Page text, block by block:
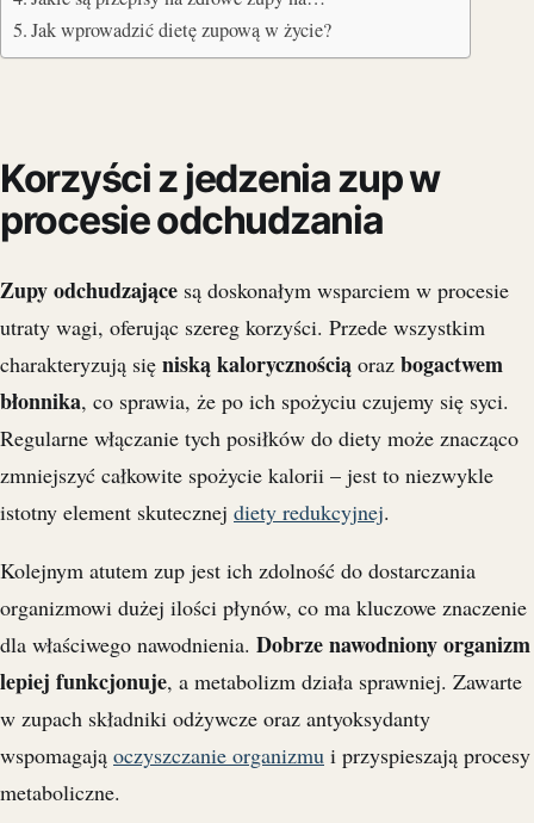
Jak wprowadzić dietę zupową w życie?
Korzyści z jedzenia zup w
procesie odchudzania
Zupy odchudzające są doskonałym wsparciem w procesie
utraty wagi, oferując szereg korzyści. Przede wszystkim
charakteryzują się niską kalorycznością oraz bogactwem
błonnika, co sprawia, że po ich spożyciu czujemy się syci.
Regularne włączanie tych posiłków do diety może znacząco
zmniejszyć całkowite spożycie kalorii – jest to niezwykle
istotny element skutecznej diety redukcyjnej.
Kolejnym atutem zup jest ich zdolność do dostarczania
organizmowi dużej ilości płynów, co ma kluczowe znaczenie
dla właściwego nawodnienia. Dobrze nawodniony organizm
lepiej funkcjonuje, a metabolizm działa sprawniej. Zawarte
w zupach składniki odżywcze oraz antyoksydanty
wspomagają oczyszczanie organizmu i przyspieszają procesy
metaboliczne.